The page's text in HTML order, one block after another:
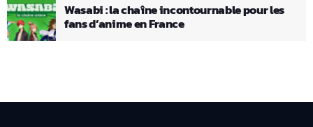
Wasabi : la chaîne incontournable pour les
fans d’anime en France